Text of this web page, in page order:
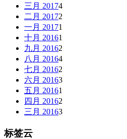
三月 20174
二月 20172
一月 20171
十月 20161
九月 20162
八月 20164
七月 20162
六月 20163
五月 20161
四月 20162
三月 20163
标签云